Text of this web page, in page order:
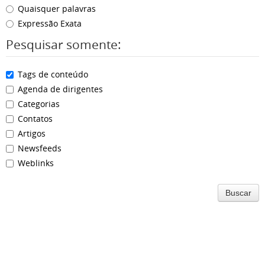
Quaisquer palavras
Expressão Exata
Pesquisar somente:
Tags de conteúdo
Agenda de dirigentes
Categorias
Contatos
Artigos
Newsfeeds
Weblinks
Buscar